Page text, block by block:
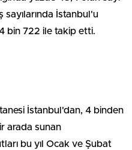
sayılarında İstanbul'u
bin 722 ile takip etti.
İstanbul'dan, 4 binden
arada sunan
bu yıl Ocak ve Şubat